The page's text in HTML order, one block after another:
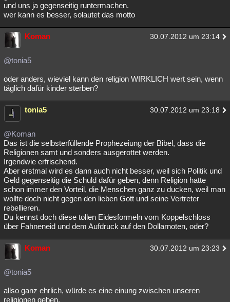
und uns ja gegenseitig runtermachen.
wer kann es besser, solautet das motto
Koman 30.07.2012 um 23:14
@tonia5
oder anders, wieviel kann den religion WIRKLICH wert sein, wenn
täglich dafür kinder sterben?
tonia5 30.07.2012 um 23:18
@Koman
Das ist die selbsterfüllende Prophezeiung der Bibel, dass die
Religionen samt und sonders ausgerottet werden.
Irgendwie erfrischend.
Aber erstmal wird es dann auch nicht besser, weil sich Politik und
Geld gegenseitig die Schuld dafür geben, denn Religion hatte
schon immer den Vorteil, die Menschen ganz zu ducken, weil man
wollte doch nicht gegen den lieben Gott und seine Vertreter
rebellieren.
Du kennst doch diese tollen Eidesformeln vom Koppelschloss
über Fahneneid und dem Aufdruck auf den Dollarnoten, oder?
Koman 30.07.2012 um 23:23
@tonia5
allso ganz ehrlich, würde es eine einung zwischen unseren
religionen geben.